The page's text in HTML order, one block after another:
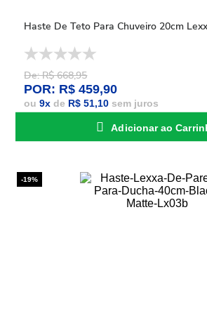
Haste De Teto Para Chuveiro 20cm
De: R$ 668,95
POR: R$ 459,90
ou9x de R$ 51,10 sem juros
Adicionar ao
-19%